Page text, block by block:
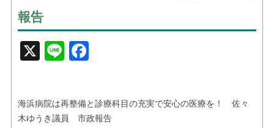
政策・見解
お問い合せ
報告
X Line
海浜病院は再整備と診療科目の充実で安心の医療を！ 佐々
木ゆうき議員 市政報告